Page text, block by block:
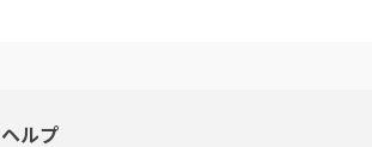
ヘルプ